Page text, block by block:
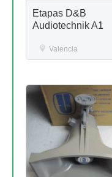
Etapas D&B
Audiotechnik A1
Valencia